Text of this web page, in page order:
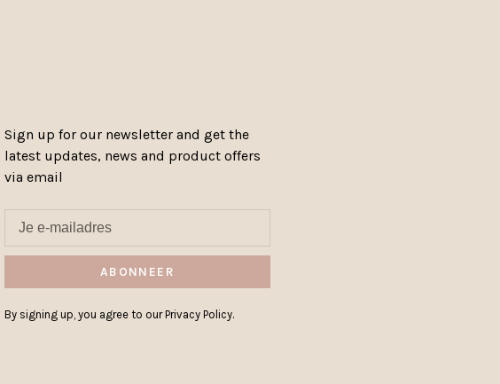
Sign up for our newsletter and get the
latest updates, news and product offers
via email
ABONNEER
By signing up, you agree to our Privacy Policy.